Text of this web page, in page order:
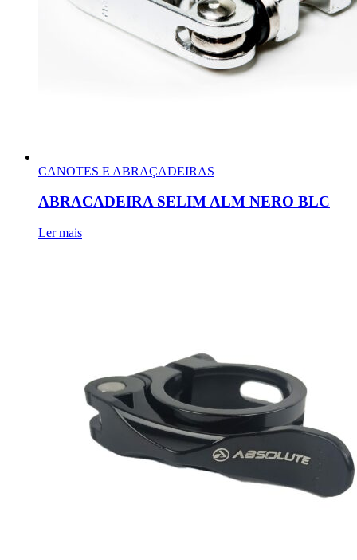
CANOTES E ABRAÇADEIRAS
ABRACADEIRA SELIM ALM NERO BLC
Ler mais